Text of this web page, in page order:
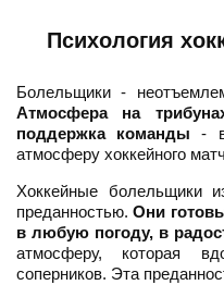
Психология
Болельщики -
Атмосфера на
поддержка команды -
атмосферу хоккейного
Хоккейные болельщики
преданностью.Они
в любую погоду, в
атмосферу, которая
соперников. Эта